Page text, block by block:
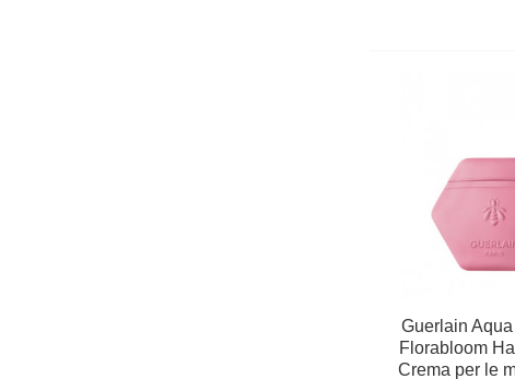
Guerlain
Florabloom
Crema per le